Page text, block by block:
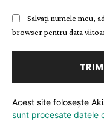
Salvați numele meu,
browser pentru data
Acest site folosește
sunt procesate datele